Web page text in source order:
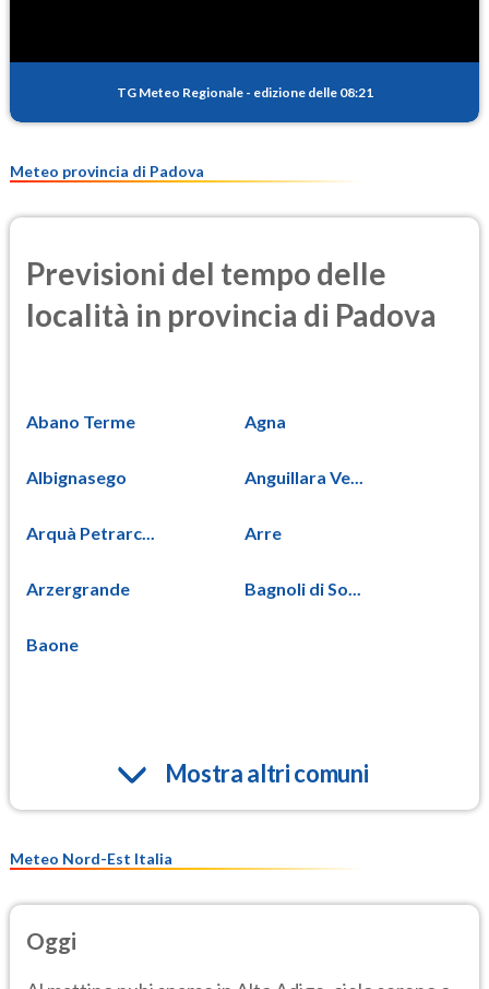
PM25
TG Meteo Regionale - edizione delle 08:21
Meteo provincia di Padova
Previsioni del tempo delle
località in provincia di Padova
Abano Terme Agna
Albignasego Anguillara Ve...
Arquà Petrarc... Arre
Arzergrande Bagnoli di So...
Baone
Mostra altri comuni
Meteo Nord-Est Italia
Oggi